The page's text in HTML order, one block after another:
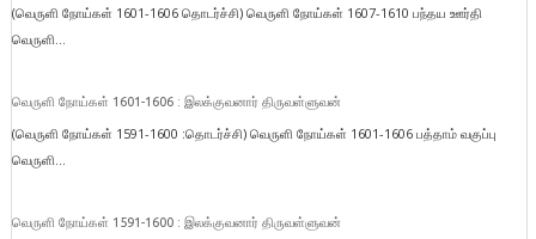
(வெருளி நோய்கள் 1601-1606 தொடர்ச்சி) வெருளி நோய்கள் 1607-1610 பந்தய ஊர்தி
வெருளி...
வெருளி நோய்கள் 1601-1606 : இலக்குவனார் திருவள்ளுவன்
(வெருளி நோய்கள் 1591-1600 :தொடர்ச்சி) வெருளி நோய்கள் 1601-1606 பத்தாம் வகுப்பு
வெருளி...
வெருளி நோய்கள் 1591-1600 : இலக்குவனார் திருவள்ளுவன்